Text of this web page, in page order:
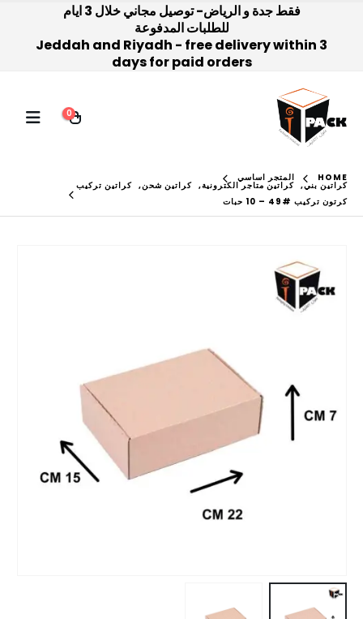
فقط جدة و الرياض- توصيل مجاني خلال 3 ايام
للطلبات المدفوعة
Jeddah and Riyadh - free delivery within 3
days for paid orders
0
HOME المتجر اساسي
كراتين بني, كراتين متاجر الكترونية, كراتين شحن, كراتين تركيب
كرتون تركيب #49 – 10 حبات